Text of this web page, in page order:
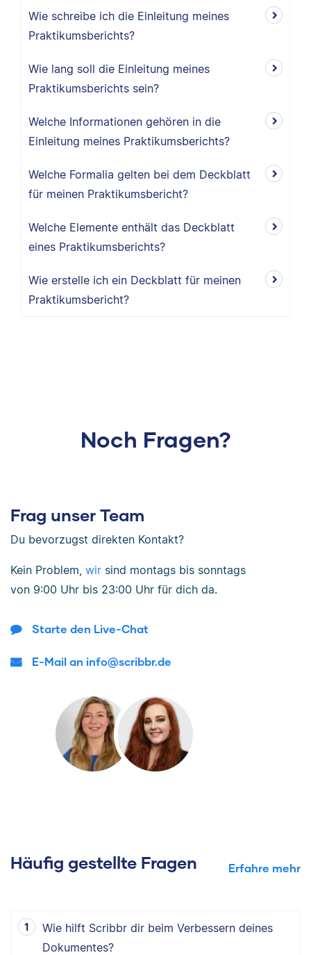
Wie schreibe ich die Einleitung meines
Praktikumsberichts?
Wie lang soll die Einleitung meines
Praktikumsberichts sein?
Welche Informationen gehören in die
Einleitung meines Praktikumsberichts?
Welche Formalia gelten bei dem Deckblatt
für meinen Praktikumsbericht?
Welche Elemente enthält das Deckblatt
eines Praktikumsberichts?
Wie erstelle ich ein Deckblatt für meinen
Praktikumsbericht?
Noch Fragen?
Frag unser Team
Du bevorzugst direkten Kontakt?
Kein Problem, wir sind montags bis sonntags
von 9:00 Uhr bis 23:00 Uhr für dich da.
Starte den Live-Chat
E-Mail an info@scribbr.de
Häufig gestellte Fragen Erfahre mehr
Wie hilft Scribbr dir beim Verbessern deines
Dokumentes?